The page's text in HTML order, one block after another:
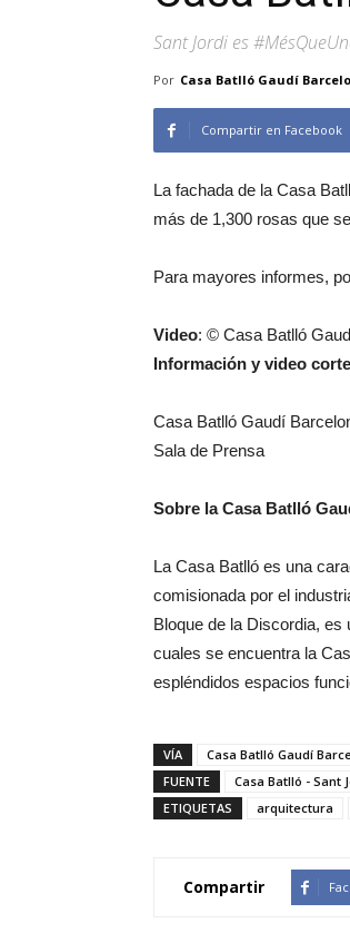
Sant Jordi es
Por Casa Batlló Gaudí
Compartir en Facebook
La fachada de la Casa
más de 1,300 rosas que
Para mayores informes,
Video: © Casa Batlló
Información y video
Casa Batlló Gaudí
Sala de Prensa
Sobre la Casa Batlló
La Casa Batlló es una
comisionada por el
Bloque de la Discordia,
cuales se encuentra la
espléndidos espacios
VÍA
Casa Batlló Gaudí
FUENTE
Casa Batlló - Sant
ETIQUETAS
arquitectura
Compartir